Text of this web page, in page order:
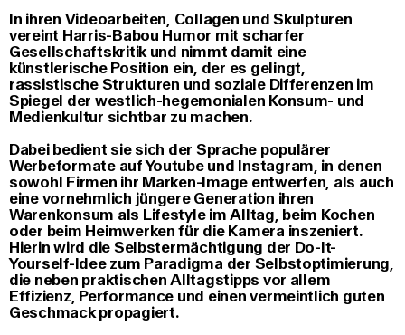
In ihren Videoarbeiten, Collagen und Skulpturen
vereint Harris-Babou Humor mit scharfer
Gesellschaftskritik und nimmt damit eine
künstlerische Position ein, der es gelingt,
rassistische Strukturen und soziale Differenzen im
Spiegel der westlich-hegemonialen Konsum- und
Medienkultur sichtbar zu machen.
Dabei bedient sie sich der Sprache populärer
Werbeformate auf Youtube und Instagram, in denen
sowohl Firmen ihr Marken-Image entwerfen, als auch
eine vornehmlich jüngere Generation ihren
Warenkonsum als Lifestyle im Alltag, beim Kochen
oder beim Heimwerken für die Kamera inszeniert.
Hierin wird die Selbstermächtigung der Do-It-
Yourself-Idee zum Paradigma der Selbstoptimierung,
die neben praktischen Alltagstipps vor allem
Effizienz, Performance und einen vermeintlich guten
Geschmack propagiert.